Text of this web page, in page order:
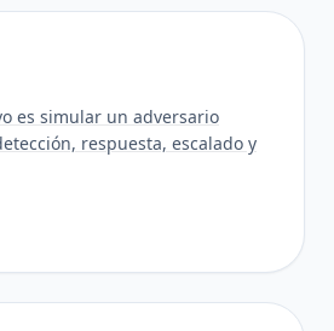
es simular un adversario
respuesta, escalado y